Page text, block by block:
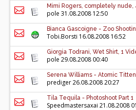
Mimi Rogers, completely nude,
pole 31.08.2008 12:50
Bianca Gascoigne - Zoo
Tobi.Borsti 16.08.2008 16:52
Giorgia Todrani, Wet Shirt, 1
pole 29.08.2008 00:40
Serena Williams - Atomic Titten
prediger26.08.2008 20:27
Tila Tequila - Photoshoot Part 1
Speedmastersaxai 21.08.2008